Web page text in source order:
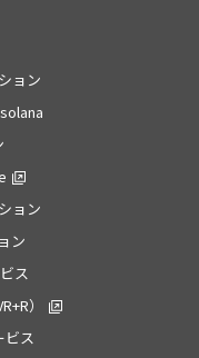
ョン
ョン
ン
ス
）
ビス